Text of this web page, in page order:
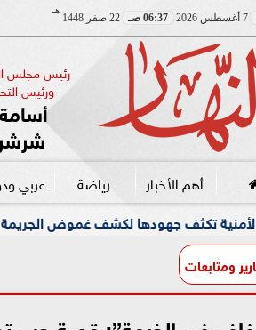
7 أغسطس 2026 06:37 صـ 22 صفر 1448
هـ
رئيس مجلس
ورئيس
أسامة
شرشر
أهم الأخبار رياضة عربي
وسط أجواء مبهجة الجريمة
ومتابعات